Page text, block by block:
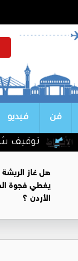
فن فيديو
توقيف
هل غاز
يغطي فجوة
الأردن ؟